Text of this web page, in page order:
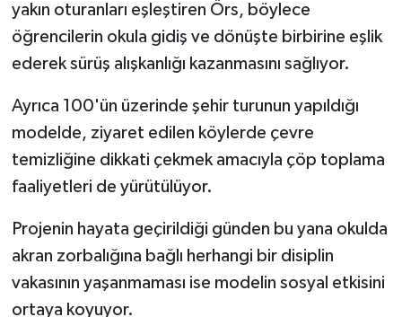
yakın oturanları eşleştiren Örs, böylece
öğrencilerin okula gidiş ve dönüşte birbirine eşlik
ederek sürüş alışkanlığı kazanmasını sağlıyor.
Ayrıca 100'ün üzerinde şehir turunun yapıldığı
modelde, ziyaret edilen köylerde çevre
temizliğine dikkati çekmek amacıyla çöp toplama
faaliyetleri de yürütülüyor.
Projenin hayata geçirildiği günden bu yana okulda
akran zorbalığına bağlı herhangi bir disiplin
vakasının yaşanmaması ise modelin sosyal etkisini
ortaya koyuyor.